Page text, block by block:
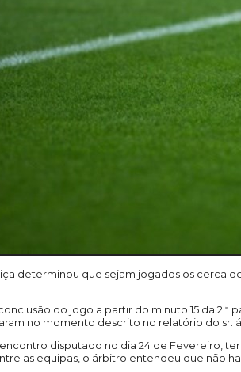
determinou que sejam jogados os cerca
do jogo a partir do minuto 15 da
no momento descrito no relatório do sr.
disputado no dia 24 de Fevereiro,
as equipas, o árbitro entendeu que não